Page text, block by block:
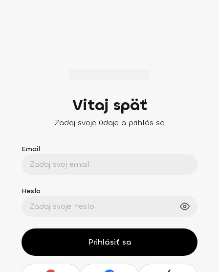
Vitaj späť
Zadaj svoje údaje a prihlás sa
Email
Heslo
Prihlásiť sa